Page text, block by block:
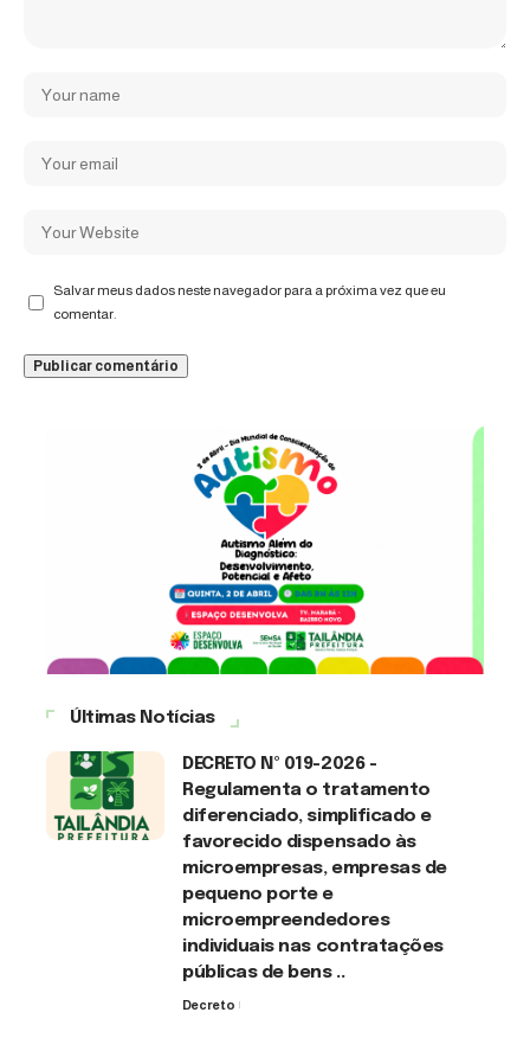
Salvar meus dados neste navegador para a próxima vez que eu
comentar.
Últimas Notícias
DECRETO Nº 019-2026 -
Regulamenta o tratamento
diferenciado, simplificado e
favorecido dispensado às
microempresas, empresas de
pequeno porte e
microempreendedores
individuais nas contratações
públicas de bens ..
Decreto